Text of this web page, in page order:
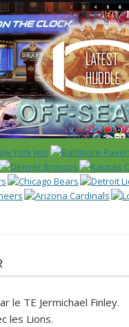
NFL DRAFT/
le TE Jermichael Finley.
les Lions.